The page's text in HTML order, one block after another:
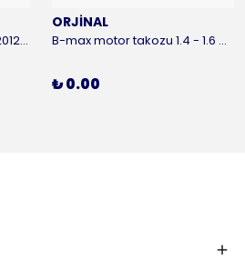
B-max arka poryalı bilya 2012-2016 ORJİNAL
ORJİNAL
B-max motor takozu 1.4 - 1.6 benzinli 2012-2016 ORJİNAL
₺ 0.00